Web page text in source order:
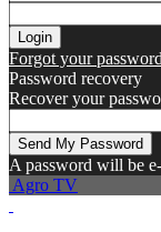
Forgot your
Password recovery
Recover your
A password will be
Agro TV